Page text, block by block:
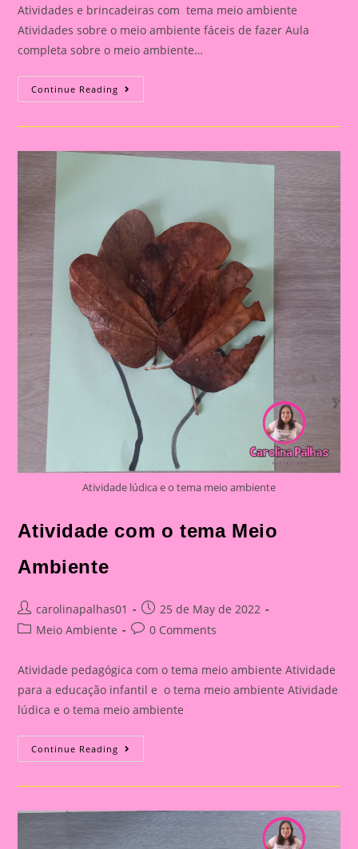
Atividades e brincadeiras com tema meio ambiente
Atividades sobre o meio ambiente fáceis de fazer Aula
completa sobre o meio ambiente…
Continue Reading Slides
Com
E
O
Atividade lúdica e o tema meio ambiente
Atividade com o tema Meio
Ambiente
Post
author:
carolinapalhas01
Post
published:
25 de May de 2022
PostMeio Ambiente
Post0 Comments
Atividade pedagógica com o tema meio ambiente Atividade
para a educação infantil e o tema meio ambiente Atividade
lúdica e o tema meio ambiente
Continue Reading Atividade
Com